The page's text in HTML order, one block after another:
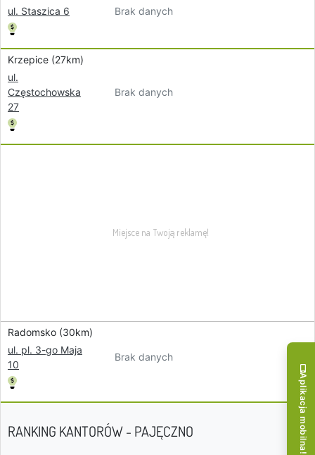
ul. Staszica 6
Brak danych
Krzepice (27km)
ul.
Częstochowska
27
Brak danych
Radomsko (30km)
ul. pl. 3-go Maja
10
Brak danych
RANKING KANTORÓW - PAJĘCZNO Aplikacja mobilna!